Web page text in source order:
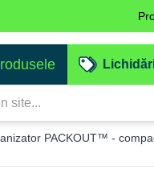
PACKOUT™ -